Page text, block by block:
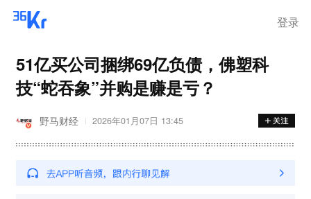
登录
51亿买公司捆绑69亿负债，佛塑科
技“蛇吞象”并购是赚是亏？
野马财经 2026年01月07日 13:45